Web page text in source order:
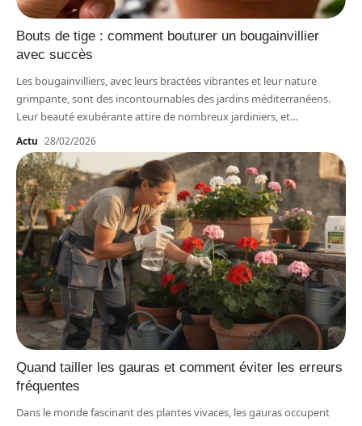
Bouts de tige : comment bouturer un bougainvillier
avec succès
Les bougainvilliers, avec leurs bractées vibrantes et leur nature
grimpante, sont des incontournables des jardins méditerranéens.
Leur beauté exubérante attire de nombreux jardiniers, et…
Actu 28/02/2026
Quand tailler les gauras et comment éviter les erreurs
fréquentes
Dans le monde fascinant des plantes vivaces, les gauras occupent